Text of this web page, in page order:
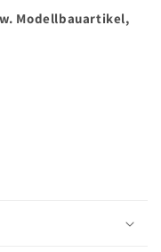
Modellbauartikel,